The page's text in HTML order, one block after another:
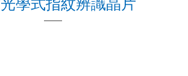
學式指紋辨識晶片